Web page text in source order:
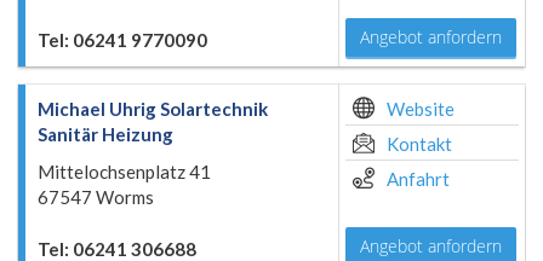
Tel: 06241 9770090 Angebot anfordern
Michael Uhrig Solartechnik
Sanitär Heizung
Mittelochsenplatz 41
67547 Worms
Tel: 06241 306688
Website
Kontakt
Anfahrt
Angebot anfordern